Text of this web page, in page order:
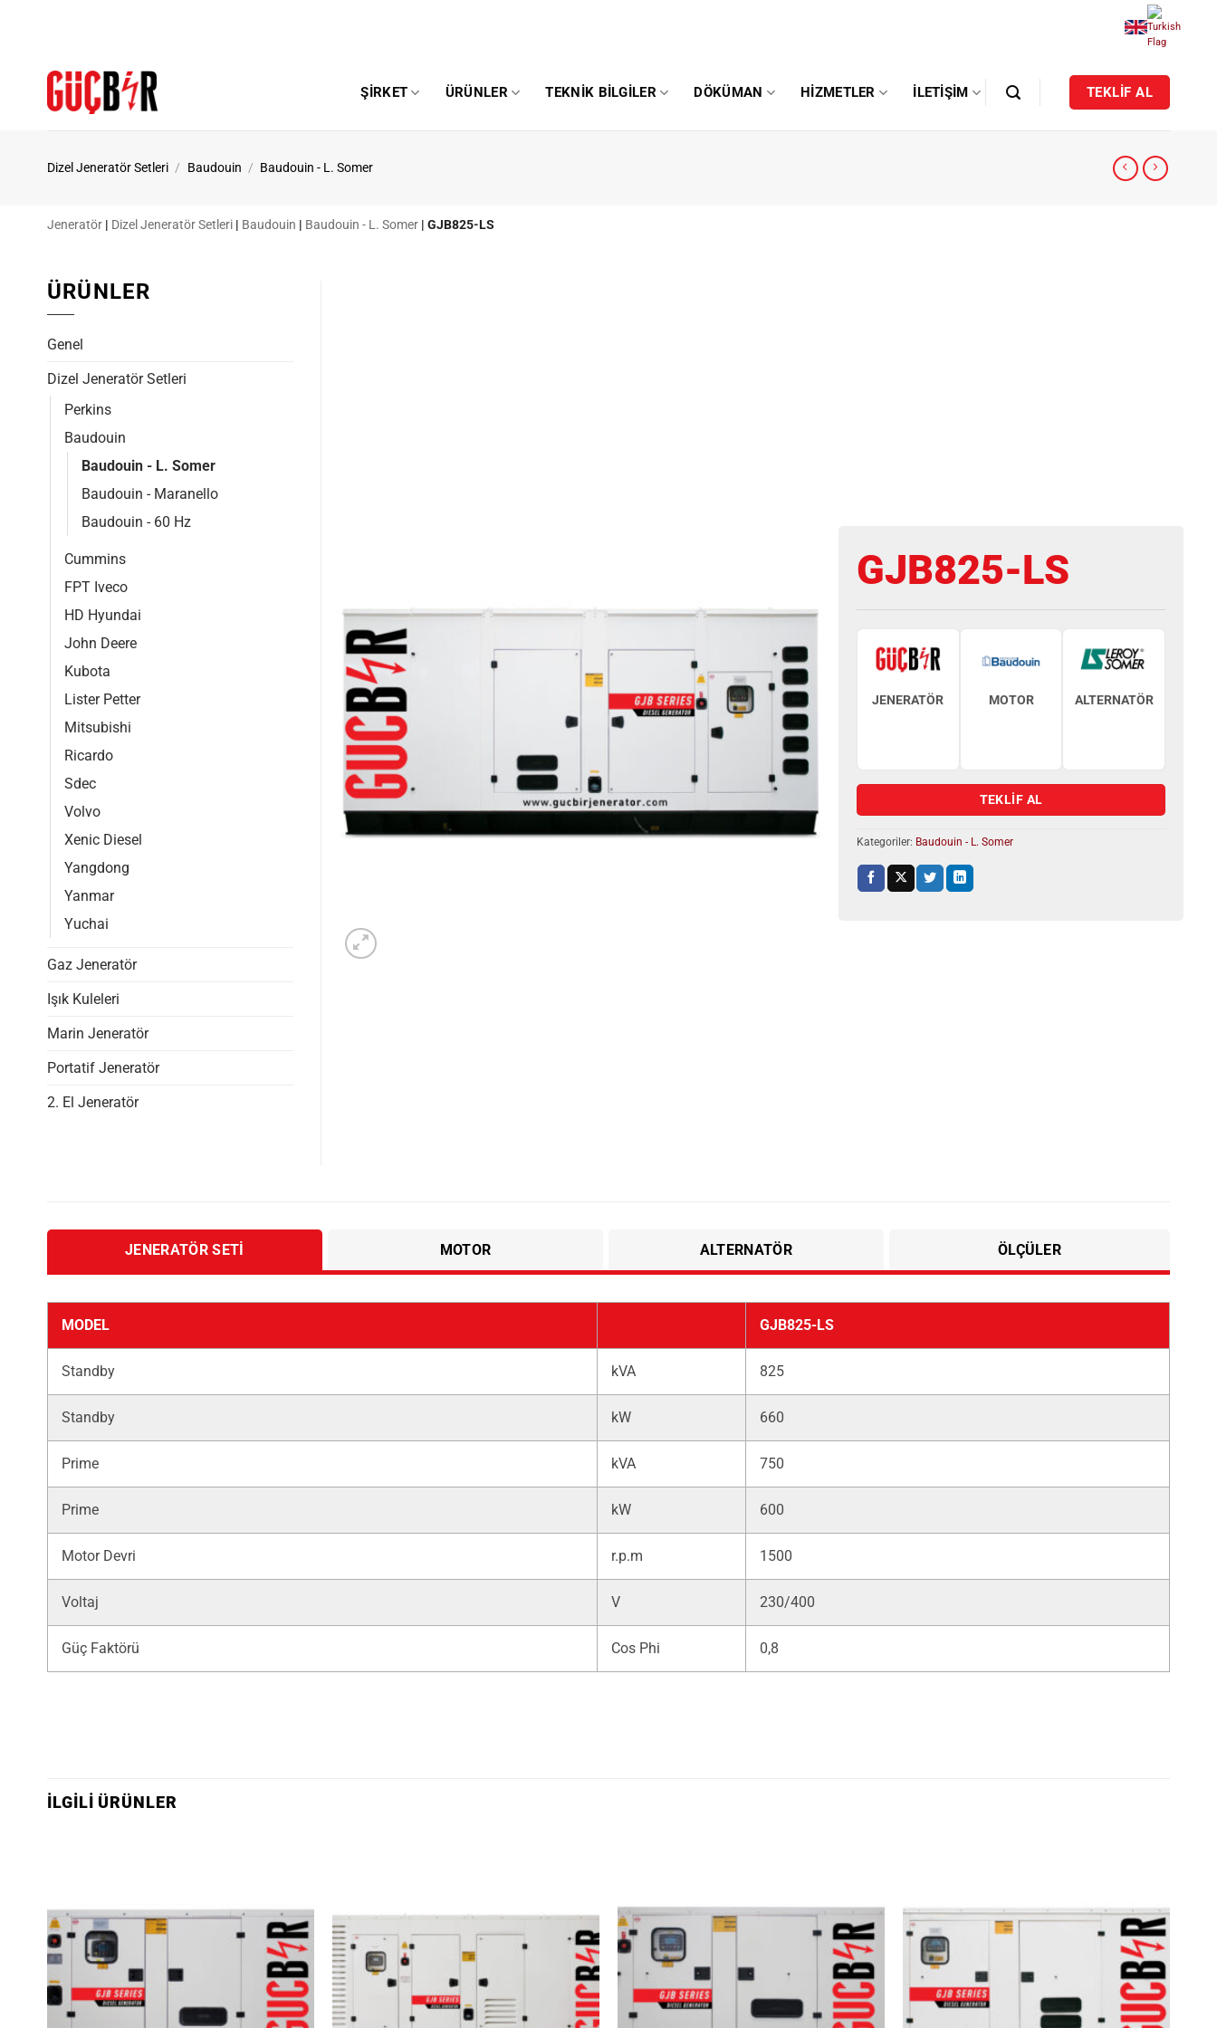
ŞIRKET ÜRÜNLER TEKNIK BILGILER DÖKÜMAN HIZMETLER İLETIŞIM TEKLİF AL
Dizel Jeneratör Setleri / Baudouin / Baudouin - L. Somer
Jeneratör | Dizel Jeneratör Setleri | Baudouin | Baudouin - L. Somer | GJB825-LS
GJB825-LS
JENERATÖR MOTOR ALTERNATÖR
TEKLİF AL
Kategoriler: Baudouin - L. Somer
ÜRÜNLER
Genel
Dizel Jeneratör Setleri
Perkins
Baudouin
Baudouin - L. Somer
Baudouin - Maranello
Baudouin - 60 Hz
Cummins
FPT Iveco
HD Hyundai
John Deere
Kubota
Lister Petter
Mitsubishi
Ricardo
Sdec
Volvo
Xenic Diesel
Yangdong
Yanmar
Yuchai
Gaz Jeneratör
Işık Kuleleri
Marin Jeneratör
Portatif Jeneratör
2. El Jeneratör
JENERATÖR SETI MOTOR ALTERNATÖR ÖLÇÜLER
MODEL GJB825-LS
Standby kVA 825
Standby kW 660
Prime kVA 750
Prime kW 600
Motor Devri r.p.m 1500
Voltaj V 230/400
Güç Faktörü Cos Phi 0,8
İLGILI ÜRÜNLER